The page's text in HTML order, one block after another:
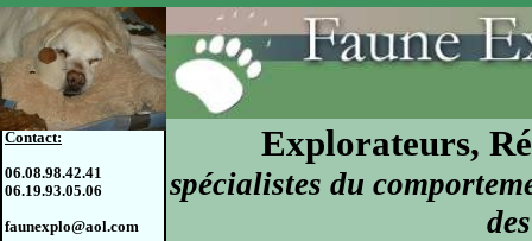
Explorateurs,
spécialistes du
Contact:
06.08.98.42.41
06.19.93.05.06
faunexplo@aol.com